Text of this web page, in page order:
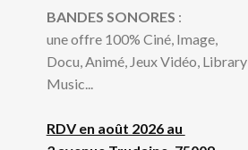
BANDES SONORES :
une offre 100% Ciné, Image,
Docu, Animé, Jeux Vidéo, Library
Music...
RDV en août 2026 au